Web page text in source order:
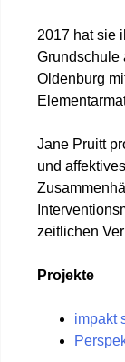
2017 hat sie
Grundschule
Oldenburg
Jane Pruitt
und
zeitlichen
Projekte
impakt